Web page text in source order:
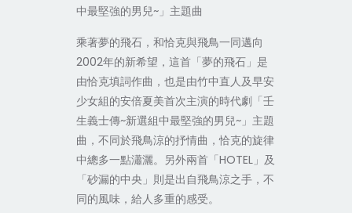
中最堅強的男兒~」主題曲
乘著夢的飛石，和恰克與飛鳥一同邁向
2002年的新希望，這首「夢的飛石」是
由恰克填詞作曲，也是由竹中直人及早安
少女組的安倍夏美首次主演的時代劇「壬
生義士傳~新選組中最堅強的男兒~」主題
曲，不同於飛鳥涼的抒情曲，恰克的旋律
中總多一點瀟灑。另外兩首「HOTEL」及
「砂漏的中央」則是出自飛鳥涼之手，不
同的風味，給人多重的感受。